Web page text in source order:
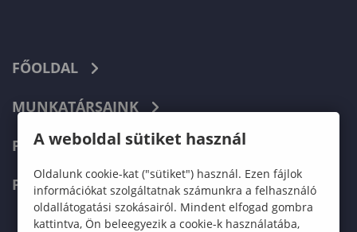
FŐOLDAL
MUNKATÁRSAINK
PROJEKTEK
PÁLYÁZÓKNAK
A weboldal sütiket használ
Oldalunk cookie-kat ("sütiket") használ. Ezen fájlok
információkat szolgáltatnak számunkra a felhasználó
oldallátogatási szokásairól. Mindent elfogad gombra
kattintva, Ön beleegyezik a cookie-k használatába,